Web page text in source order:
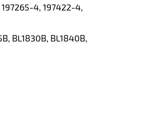
4, 197422-4,
BL1830B, BL1840B,